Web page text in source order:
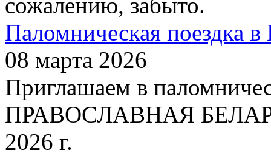
сожалению, забыто.
Паломническая поездка в
08 марта 2026
Приглашаем в
ПРАВОСЛАВНАЯ
2026 г.